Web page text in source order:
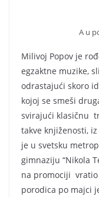
A u
Milivoj Popov je
egzaktne muzike,
odrastajući skoro
kojoj se smeši
svirajući klasičnu
takve knjiženosti,
je u svetsku
gimnaziju “Nikola
na promociji vratio
porodica po majci